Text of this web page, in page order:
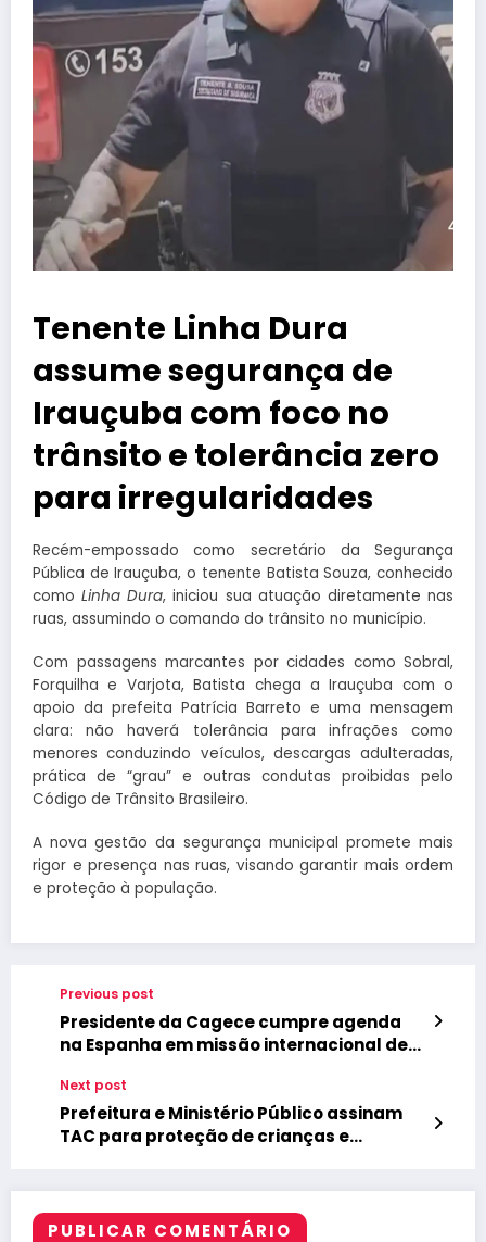
Tenente Linha Dura
assume segurança de
Irauçuba com foco no
trânsito e tolerância zero
para irregularidades
Recém-empossado como secretário da Segurança
Pública de Irauçuba, o tenente Batista Souza, conhecido
comoLinha Dura, iniciou sua atuação diretamente nas
ruas, assumindo o comando do trânsito no município.
Com passagens marcantes por cidades como Sobral,
Forquilha e Varjota, Batista chega a Irauçuba com o
apoio da prefeita Patrícia Barreto e uma mensagem
clara: não haverá tolerância para infrações como
menores conduzindo veículos, descargas adulteradas,
prática de “grau” e outras condutas proibidas pelo
Código de Trânsito Brasileiro.
A nova gestão da segurança municipal promete mais
rigor e presença nas ruas, visando garantir mais ordem
e proteção à população.
Previous post
Presidente da Cagece cumpre agenda
na Espanha em missão internacional de
Next post
Prefeitura e Ministério Público assinam
TAC para proteção de crianças e
PUBLICAR COMENTÁRIO